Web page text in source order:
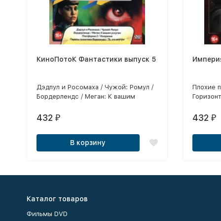
КиноПотоК Фантастики выпуск 5
Дэдпул и Росомаха / Чужой: Ромул /
Бордерлендс / Меган: К вашим
Пираты галактики Барракуда / То, что
качестве!!!
432 ₽
В корзину
Плохие
шпион:
Аксель
432₽
Каталог товаров
Фильмы DVD